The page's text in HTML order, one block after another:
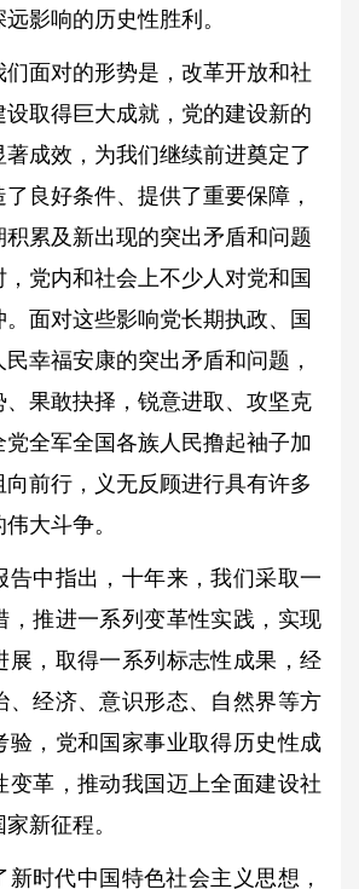
影响的历史性胜利。
对的形势是，改革开放和社
取得巨大成就，党的建设新的
成效，为我们继续前进奠定了
良好条件、提供了重要保障，
积累及新出现的突出矛盾和问题
党内和社会上不少人对党和国
面对这些影响党长期执政、国
幸福安康的突出矛盾和问题，
、果敢抉择，锐意进取、攻坚克
全军全国各族人民撸起袖子加
前行，义无反顾进行具有许多
大斗争。
中指出，十年来，我们采取一
，推进一系列变革性实践，实现
展，取得一系列标志性成果，经
、经济、意识形态、自然界等方
验，党和国家事业取得历史性成
变革，推动我国迈上全面建设社
新征程。
代中国特色社会主义思想，